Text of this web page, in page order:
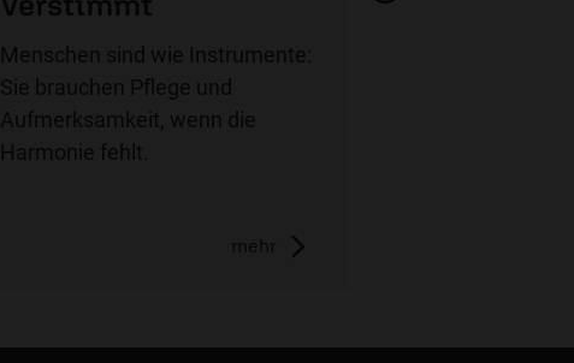
Menschen sind wie Instrumente:
Sie brauchen Pflege und
Aufmerksamkeit, wenn die
Harmonie fehlt.
mehr